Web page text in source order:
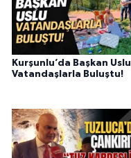
Kurşunlu’da Başkan Uslu
Vatandaşlarla Buluştu!